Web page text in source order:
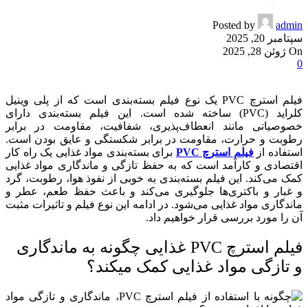
Posted by
admin
سپتامبر 20, 2025
On ژوئن 28, 2025
0
فیلم استرچ PVC یک نوع فیلم بسته‌بندی است که از پلی وینیل
کلراید (PVC) ساخته شده است. این فیلم بسته‌بندی دارای
خصوصیاتی مانند انعطاف‌پذیری، شفافیت، مقاومت در برابر
رطوبت و حرارت، مقاومت در برابر شکستگی و عایق بودن است.
استفاده ازفیلم استرچ PVC
برای بسته‌بندی مواد غذایی یک راه کار
اقتصادی و کارآمد است که به حفظ تازگی و ماندگاری مواد غذایی
کمک می‌کند. این فیلم بسته‌بندی به خوبی از نفوذ هوا، رطوبت، گرد
و غبار و باکتری‌ها جلوگیری می‌کند و باعث حفظ طعم، عطر و
ماندگاری مواد غذایی می‌شود. در ادامه این نوع فیلم و تاثیرات مثبت
آن را مورد بررسی قرار خواهیم داد.
فیلم استرچ PVC غذایی چگونه به ماندگاری
و تازگی مواد غذایی کمک میکند؟